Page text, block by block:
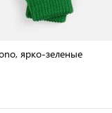
ярко-зеленые